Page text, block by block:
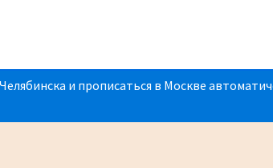
и прописаться в Москве